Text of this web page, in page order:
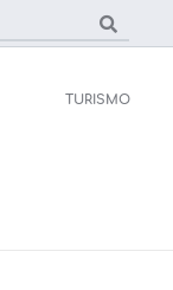
TURISMO